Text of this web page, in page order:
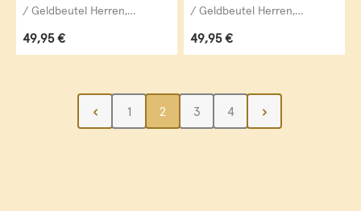
Williamsburg,
Hochformat, echt Leder,
braun
/ Geldbeutel Herren,
echt Leder, braun...
Regulärer Preis:
49,95 €
Williamsburg,
Hochformat, echt Leder,
cognac
/ Geldbeutel Herren,
echt Leder, cognac...
Regulärer Preis:
49,95 €
Seite
1 Seite
2 Seite
3 Seite
4